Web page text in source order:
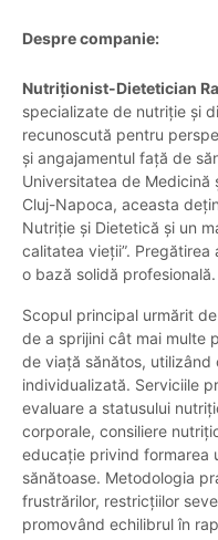
Despre companie:
Nutriţionist-Dietetician
specializate de nutriție și
recunoscută pentru
și angajamentul față de
Universitatea de Medicină
Cluj-Napoca, aceasta
Nutriție și Dietetică și un
calitatea vieții”.
o bază solidă profesională.
Scopul principal urmărit
de a sprijini cât mai multe
de viață sănătos, utilizând
individualizată. Serviciile
evaluare a statusului
corporale, consiliere
educație privind formarea
sănătoase. Metodologia
frustrărilor, restricțiilor
promovând echilibrul în